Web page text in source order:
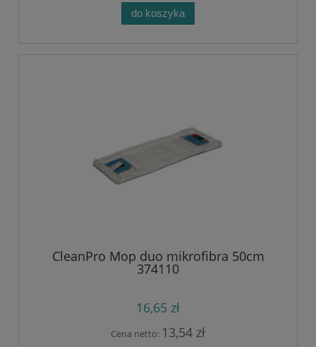
do koszyka
CleanPro Mop duo mikrofibra 50cm
374110
16,65 zł
Cena netto: 13,54 zł